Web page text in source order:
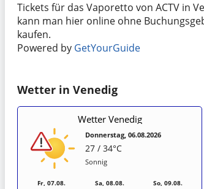
Tickets für das Vaporetto von ACTV in
kann man hier online ohne
kaufen.
Powered by GetYourGuide
Wetter in Venedig
Wetter Venedig
Donnerstag, 06.08.2026
27 / 34°C
Sonnig
Fr, 07.08. Sa, 08.08. So, 09.08.